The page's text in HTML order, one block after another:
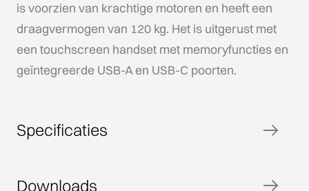
is voorzien van krachtige motoren en heeft een
draagvermogen van 120 kg. Het is uitgerust met
een touchscreen handset met memoryfuncties en
geïntegreerde USB-A en USB-C poorten.
Specificaties
Downloads